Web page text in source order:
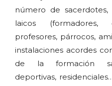
número de sacerdotes,
laicos (formadores,
profesores, párrocos,
instalaciones acordes
de la formación
deportivas,